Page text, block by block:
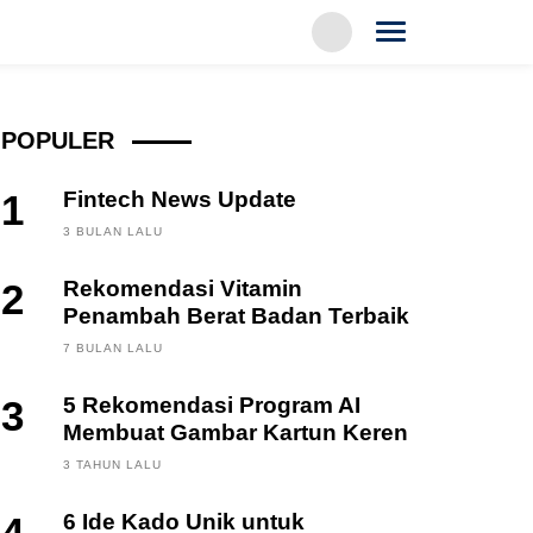
POPULER
1 Fintech News Update
3 BULAN LALU
2
Rekomendasi Vitamin
Penambah Berat Badan Terbaik
7 BULAN LALU
3
5 Rekomendasi Program AI
Membuat Gambar Kartun Keren
3 TAHUN LALU
6 Ide Kado Unik untuk